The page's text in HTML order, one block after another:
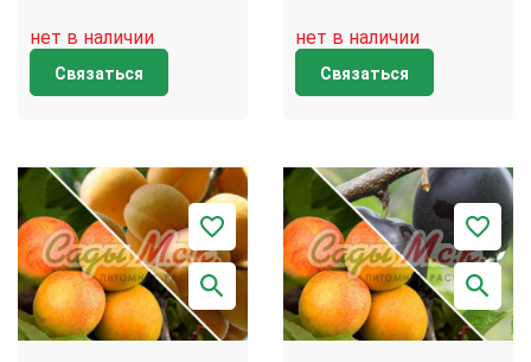
нет в наличии
Связаться
нет в наличии
Связаться